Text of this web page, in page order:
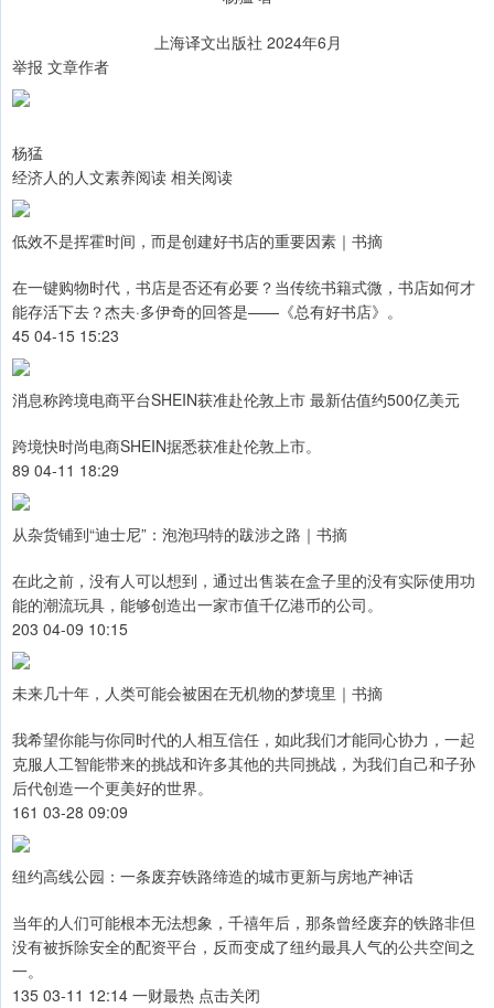
上海译文出版社 2024年6月
举报 文章作者
杨猛
经济人的人文素养阅读 相关阅读
低效不是挥霍时间，而是创建好书店的重要因素｜书摘
在一键购物时代，书店是否还有必要？当传统书籍式微，书店如何才
能存活下去？杰夫·多伊奇的回答是——《总有好书店》。
45 04-15 15:23
消息称跨境电商平台SHEIN获准赴伦敦上市 最新估值约500亿美元
跨境快时尚电商SHEIN据悉获准赴伦敦上市。
89 04-11 18:29
从杂货铺到“迪士尼”：泡泡玛特的跋涉之路｜书摘
在此之前，没有人可以想到，通过出售装在盒子里的没有实际使用功
能的潮流玩具，能够创造出一家市值千亿港币的公司。
203 04-09 10:15
未来几十年，人类可能会被困在无机物的梦境里｜书摘
我希望你能与你同时代的人相互信任，如此我们才能同心协力，一起
克服人工智能带来的挑战和许多其他的共同挑战，为我们自己和子孙
后代创造一个更美好的世界。
161 03-28 09:09
纽约高线公园：一条废弃铁路缔造的城市更新与房地产神话
当年的人们可能根本无法想象，千禧年后，那条曾经废弃的铁路非但
没有被拆除安全的配资平台，反而变成了纽约最具人气的公共空间之
一。
135 03-11 12:14 一财最热 点击关闭